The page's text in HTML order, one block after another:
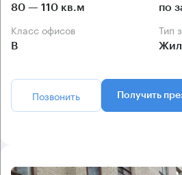
80 — 110 кв.м по
Класс офисов
B
Тип
Позвонить Получить